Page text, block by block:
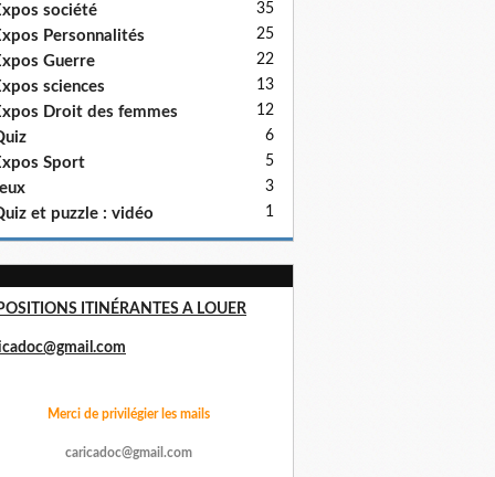
société 35
Personnalités 25
Guerre 22
sciences 13
Droit des femmes 12
6
Sport 5
3
et puzzle : vidéo 1
ITINÉRANTES A LOUER
Merci de privilégier les mails
caricadoc@gmail.com